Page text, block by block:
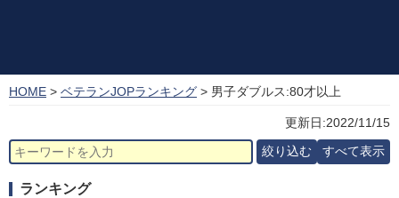
HOME > ベテランJOPランキング > 男子ダブルス:80才以上
更新日:2022/11/15
ランキング